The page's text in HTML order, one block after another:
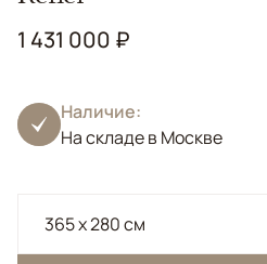
1 431 000 ₽
Наличие:
На складе в Москве
365 x 280 см